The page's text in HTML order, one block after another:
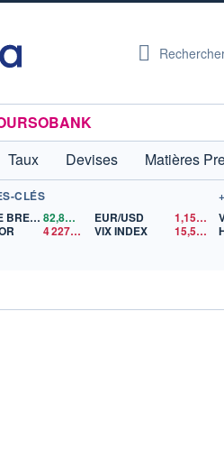
Taux Devises Matières
CLÉS
PÉTROLE BRENT
82,87$US
4 227,94 $US
EUR/USD 1,1519
VIX INDEX
15,57